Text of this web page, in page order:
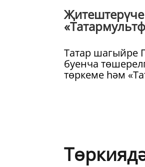
Татар шагыйре
буенча
төркеме һәм